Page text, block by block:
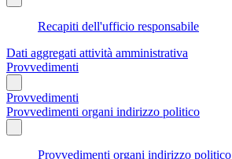
Recapiti dell'ufficio responsabile
Dati aggregati attività amministrativa
Provvedimenti
Provvedimenti
Provvedimenti organi indirizzo politico
Provvedimenti organi indirizzo politico